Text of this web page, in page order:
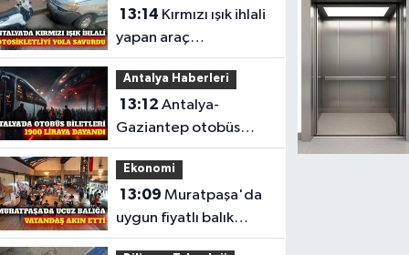
13:14
yapan araç
motosiklete çarptı
Antalya Haberleri
13:12 Antalya-
Gaziantep otobüs
bileti 1900 TL'ye
dayandı
Ekonomi
13:09 Muratpaşa'da
uygun fiyatlı balık
sofrasına yoğun ilgi